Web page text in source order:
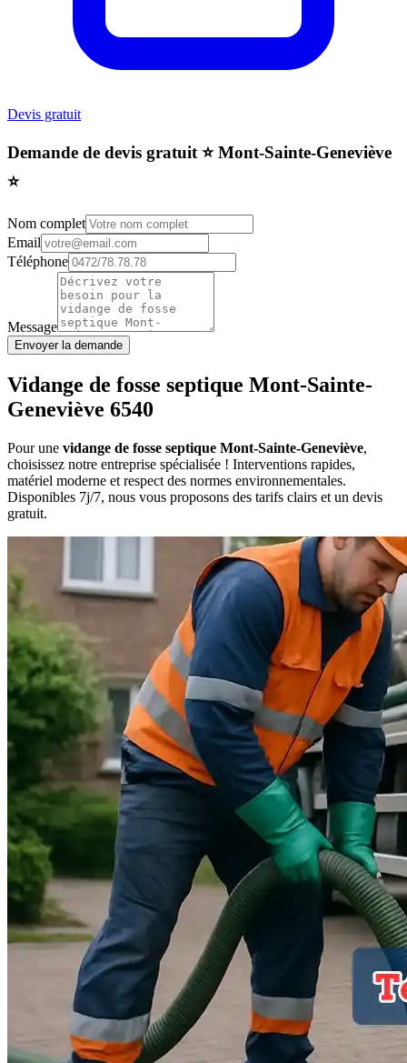
Devis gratuit
Demande de devis gratuit ⭐️ Mont-Sainte-Geneviève
⭐️
Nom complet
Email
Téléphone
Message
Envoyer la demande
Vidange de fosse septique Mont-Sainte-
Geneviève 6540
Pour une vidange de fosse septique Mont-Sainte-Geneviève,
choisissez notre entreprise spécialisée ! Interventions rapides,
matériel moderne et respect des normes environnementales.
Disponibles 7j/7, nous vous proposons des tarifs clairs et un devis
gratuit.